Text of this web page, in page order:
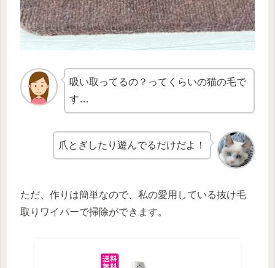
吸い取ってるの？ってくらいの猫の毛で
す…
爪とぎしたり遊んでるだけだよ！
ただ、作りは簡単なので、私の愛用している抜け毛
取りワイパーで掃除ができます。